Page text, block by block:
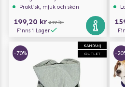
Praktisk, mjuk och skön
199,20 kr 249 kr
Finns i Lager
KAMPANJ
OUTLET
-70% -